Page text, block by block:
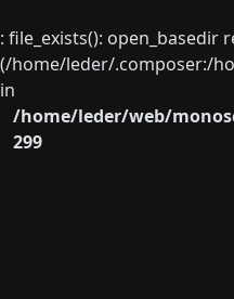
: file_exists():
(/home/leder/.composer:/
in
/home/leder/web/
299